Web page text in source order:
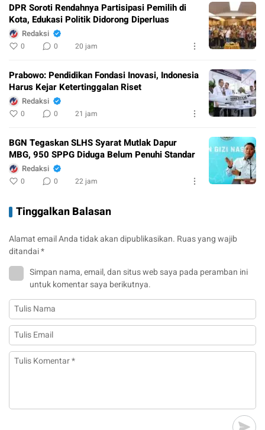
DPR Soroti Rendahnya Partisipasi Pemilih di
Kota, Edukasi Politik Didorong Diperluas
Redaksi
0 0 20 jam
Prabowo: Pendidikan Fondasi Inovasi, Indonesia
Harus Kejar Ketertinggalan Riset
Redaksi
0 0 21 jam
BGN Tegaskan SLHS Syarat Mutlak Dapur
MBG, 950 SPPG Diduga Belum Penuhi Standar
Redaksi
0 0 22 jam
Tinggalkan Balasan
Alamat email Anda tidak akan dipublikasikan. Ruas yang wajib
ditandai*
Simpan nama, email, dan situs web saya pada peramban ini
untuk komentar saya berikutnya.